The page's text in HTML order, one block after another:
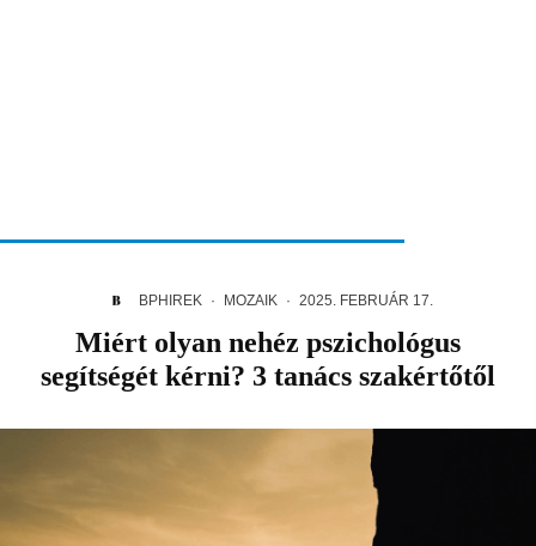
BPHIREK · MOZAIK · 2025. FEBRUÁR 17.
Miért olyan nehéz pszichológus
segítségét kérni? 3 tanács szakértőtől